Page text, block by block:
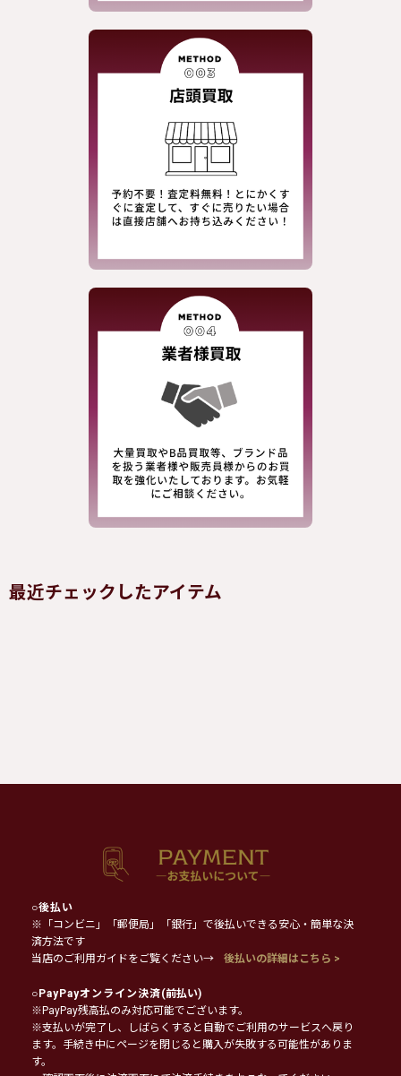
最近チェックしたアイテム
○後払い
※「コンビニ」「郵便局」「銀行」で後払いできる安心・簡単な決
済方法です
当店のご利用ガイドをご覧ください→
後払いの詳細はこちら >
○PayPayオンライン決済(前払い)
※PayPay残高払のみ対応可能でございます。
※支払いが完了し、しばらくすると自動でご利用のサービスへ戻り
ます。手続き中にページを閉じると購入が失敗する可能性がありま
す。